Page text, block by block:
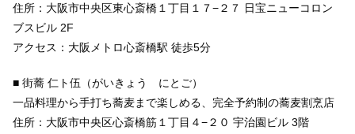
住所：大阪市中央区東心斎橋１丁目１７−２７ 日宝ニューコロン
ブスビル 2F
アクセス：大阪メトロ心斎橋駅 徒歩5分
■ 街蕎 仁ト伍（がいきょう にとご）
一品料理から手打ち蕎麦まで楽しめる、完全予約制の蕎麦割烹店
住所：大阪市中央区心斎橋筋１丁目４−２０ 宇治園ビル 3階